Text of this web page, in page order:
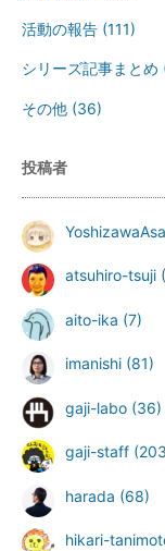
活動の報告 (111)
シリーズ記事まとめ
その他 (36)
投稿者
atsuhiro-tsuji
aito-ika (7)
imanishi (81)
gaji-labo (36)
gaji-staff
harada (68)
hikari-